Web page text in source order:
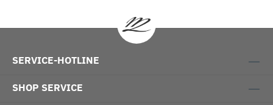
SERVICE-HOTLINE
SHOP SERVICE